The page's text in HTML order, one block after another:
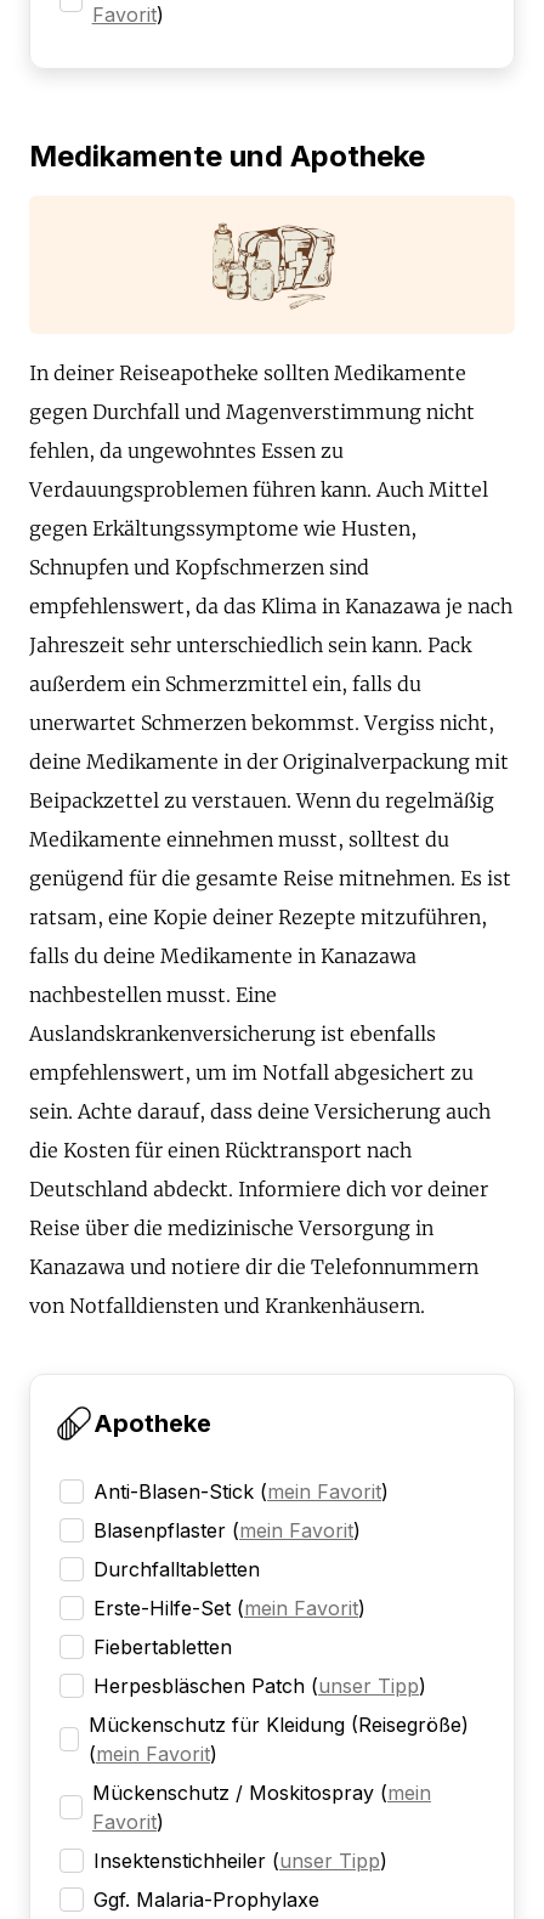
Favorit)
Medikamente und Apotheke
In deiner Reiseapotheke sollten Medikamente
gegen Durchfall und Magenverstimmung nicht
fehlen, da ungewohntes Essen zu
Verdauungsproblemen führen kann. Auch Mittel
gegen Erkältungssymptome wie Husten,
Schnupfen und Kopfschmerzen sind
empfehlenswert, da das Klima in Kanazawa je nach
Jahreszeit sehr unterschiedlich sein kann. Pack
außerdem ein Schmerzmittel ein, falls du
unerwartet Schmerzen bekommst. Vergiss nicht,
deine Medikamente in der Originalverpackung mit
Beipackzettel zu verstauen. Wenn du regelmäßig
Medikamente einnehmen musst, solltest du
genügend für die gesamte Reise mitnehmen. Es ist
ratsam, eine Kopie deiner Rezepte mitzuführen,
falls du deine Medikamente in Kanazawa
nachbestellen musst. Eine
Auslandskrankenversicherung ist ebenfalls
empfehlenswert, um im Notfall abgesichert zu
sein. Achte darauf, dass deine Versicherung auch
die Kosten für einen Rücktransport nach
Deutschland abdeckt. Informiere dich vor deiner
Reise über die medizinische Versorgung in
Kanazawa und notiere dir die Telefonnummern
von Notfalldiensten und Krankenhäusern.
Apotheke
Anti-Blasen-Stick (mein Favorit)
Blasenpflaster (mein Favorit)
Durchfalltabletten
Erste-Hilfe-Set (mein Favorit)
Fiebertabletten
Herpesbläschen Patch (unser Tipp)
Mückenschutz für Kleidung (Reisegröße)
(mein Favorit)
Mückenschutz / Moskitospray (mein
Favorit)
Insektenstichheiler (unser Tipp)
Ggf. Malaria-Prophylaxe